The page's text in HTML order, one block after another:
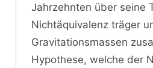
Jahrzehnten über seine
Nichtäquivalenz träger
Gravitationsmassen
Hypothese, welche der